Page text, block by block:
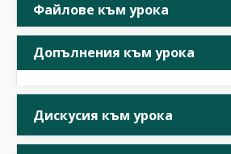
Файлове към урока
Допълнения към урока
Дискусия към урока